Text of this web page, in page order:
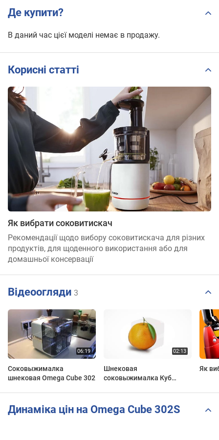
Де купити?
В даний час цієї моделі немає в продажу.
Корисні статті
Як вибрати соковитискач
Рекомендації щодо вибору соковитискача для різних
продуктів, для щоденного використання або для
домашньої консервації
Відеоогляди 3
Соковыжималка
шнековая Omega Cube 302
Шнековая
соковыжималка Куб
Як
Динаміка цін на Omega Cube 302S